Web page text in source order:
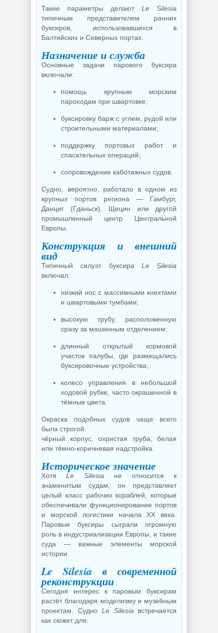
Такие параметры делают Le Silesia
типичным представителем ранних
буксиров, использовавшихся в
Балтийских и Северных портах.
Назначение и служба
Основные задачи парового буксира
включали:
помощь крупным морским
пароходам при швартовке;
буксировку барж с углем, рудой или
строительными материалами;
поддержку портовых работ и
спасательных операций;
сопровождение каботажных судов.
Судно, вероятно, работало в одном из
крупных портов региона — Гамбург,
Данциг (Гданьск), Щецин или другой
промышленный центр Центральной
Европы.
Конструкция и внешний
вид
Типичный силуэт буксира Le Silesia
включал:
низкий нос с массивными кнехтами
и швартовыми тумбами;
высокую трубу, расположенную
сразу за машинным отделением;
длинный открытый кормовой
участок палубы, где размещались
буксировочные устройства;
колесо управления в небольшой
ходовой рубке, часто окрашенной в
тёмные цвета.
Окраска подобных судов чаще всего
была строгой:
чёрный корпус, охристая труба, белая
или тёмно-коричневая надстройка.
Историческое значение
ХотяLe Silesia не относится к
знаменитым судам, он представляет
целый класс рабочих кораблей, которые
обеспечивали функционирование портов
и морской логистики начала XX века.
Паровые буксиры сыграли огромную
роль в индустриализации Европы, и такие
суда — важные элементы морской
истории.
Le Silesia в современной
реконструкции
Сегодня интерес к паровым буксирам
растёт благодаря моделизму и музейным
проектам. Судно Le Silesia встречается
как сюжет для: